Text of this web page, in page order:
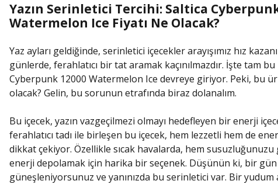
Yazın Serinletici Tercihi: Saltica
Watermelon Ice Fiyatı Ne Olacak?
Yaz ayları geldiğinde, serinletici içecekler arayışımız hız
günlerde, ferahlatıcı bir tat aramak kaçınılmazdır. İşte tam
Cyberpunk 12000 Watermelon Ice devreye giriyor. Peki, bu
olacak? Gelin, bu sorunun etrafında biraz dolanalım.
Bu içecek, yazın vazgeçilmezi olmayı hedefleyen bir enerji
ferahlatıcı tadı ile birleşen bu içecek, hem lezzetli hem de
dikkat çekiyor. Özellikle sıcak havalarda, hem
enerji depolamak için harika bir seçenek. Düşünün ki, bir
güneşleniyorsunuz ve yanınızda bu serinletici var. Bir yudum